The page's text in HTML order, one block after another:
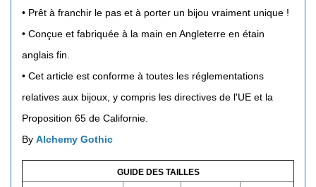
• Prêt à franchir le pas et à porter un bijou vraiment unique !
• Conçue et fabriquée à la main en Angleterre en étain
anglais fin.
• Cet article est conforme à toutes les réglementations
relatives aux bijoux, y compris les directives de l'UE et la
Proposition 65 de Californie.
By Alchemy Gothic
GUIDE DES TAILLES